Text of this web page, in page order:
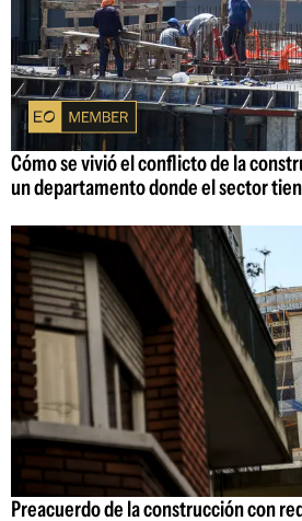
Cómo se vivió el conflicto de la
un departamento donde el sector
Preacuerdo de la construcción con